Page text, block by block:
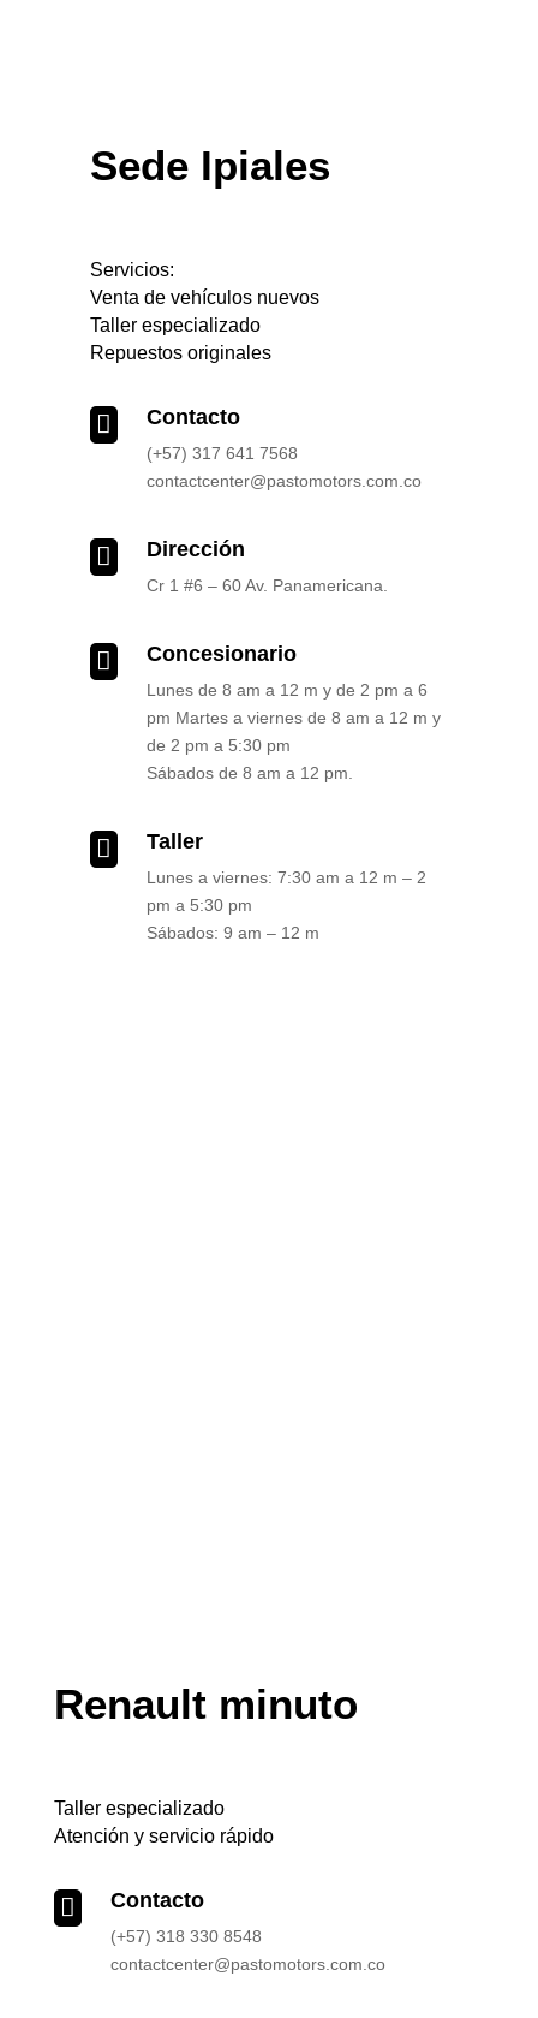
Sede Ipiales
Servicios:
Venta de vehículos nuevos
Taller especializado
Repuestos originales
 Contacto
(+57) 317 641 7568
contactcenter@pastomotors.com.co
 Dirección
Cr 1 #6 – 60 Av. Panamericana.
 Concesionario
Lunes de 8 am a 12 m y de 2 pm a 6
pm Martes a viernes de 8 am a 12 m y
de 2 pm a 5:30 pm
Sábados de 8 am a 12 pm.
 Taller
Lunes a viernes: 7:30 am a 12 m – 2
pm a 5:30 pm
Sábados: 9 am – 12 m
Renault minuto
Taller especializado
Atención y servicio rápido
 Contacto
(+57) 318 330 8548
contactcenter@pastomotors.com.co